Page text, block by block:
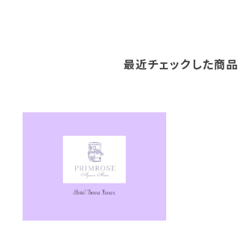
最近チェックした商品